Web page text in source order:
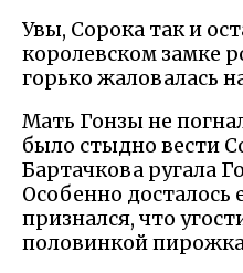
Увы, Сорока так и
королевском замке
горько жаловалась
Мать Гонзы не
было стыдно вести
Бартачкова ругала
Особенно досталось
признался, что
половинкой